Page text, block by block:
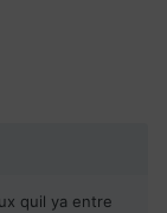
quil ya entre